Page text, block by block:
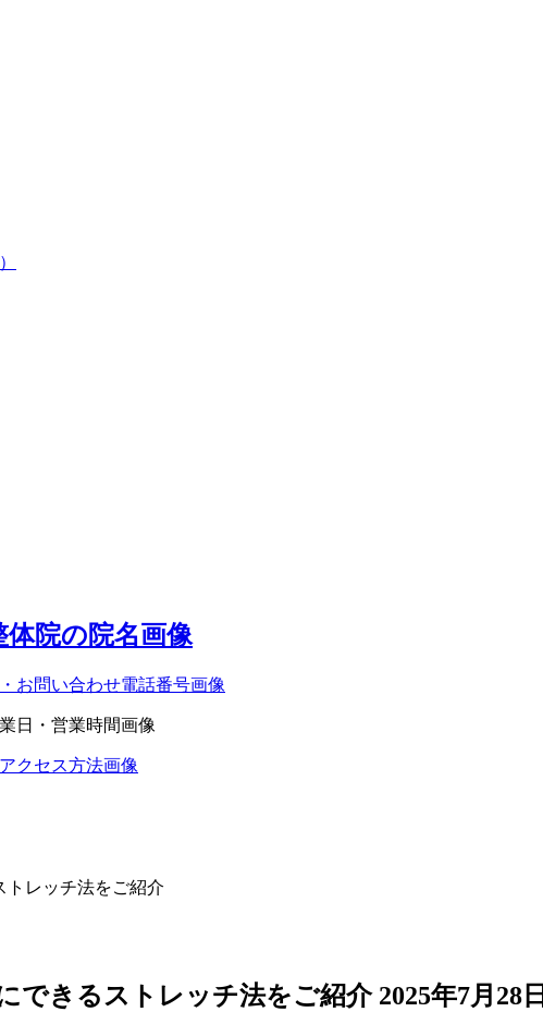
トレッチ法をご紹介
できるストレッチ法をご紹介 2025年7月28日